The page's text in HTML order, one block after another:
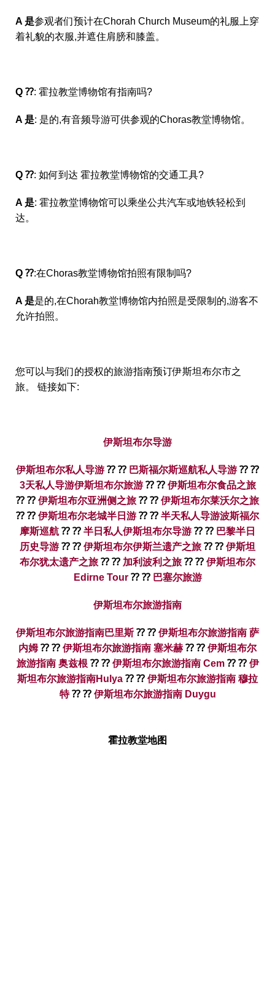
A 是参观者们预计在Chorah Church Museum的礼服上穿
着礼貌的衣服,并遮住肩膀和膝盖。
Q ⁇: 霍拉教堂博物馆有指南吗?
A 是: 是的,有音频导游可供参观的Choras教堂博物馆。
Q ⁇: 如何到达 霍拉教堂博物馆的交通工具?
A 是: 霍拉教堂博物馆可以乘坐公共汽车或地铁轻松到
达。
Q ⁇:在Choras教堂博物馆拍照有限制吗?
A 是是的,在Chorah教堂博物馆内拍照是受限制的,游客不
允许拍照。
您可以与我们的授权的旅游指南预订伊斯坦布尔市之
旅。 链接如下:
伊斯坦布尔导游
伊斯坦布尔私人导游 ⁇ ⁇ 巴斯福尔斯巡航私人导游 ⁇ ⁇
3天私人导游伊斯坦布尔旅游⁇ ⁇ 伊斯坦布尔食品之旅
⁇ ⁇ 伊斯坦布尔亚洲侧之旅 ⁇ ⁇ 伊斯坦布尔莱沃尔之旅
⁇ ⁇ 伊斯坦布尔老城半日游 ⁇ ⁇ 半天私人导游波斯福尔
摩斯巡航 ⁇ ⁇ 半日私人伊斯坦布尔导游 ⁇ ⁇ 巴黎半日
历史导游 ⁇ ⁇ 伊斯坦布尔伊斯兰遗产之旅 ⁇ ⁇ 伊斯坦
布尔犹太遗产之旅 ⁇ ⁇ 加利波利之旅 ⁇ ⁇ 伊斯坦布尔
Edirne Tour⁇ ⁇ 巴塞尔旅游
伊斯坦布尔旅游指南
伊斯坦布尔旅游指南巴里斯⁇ ⁇ 伊斯坦布尔旅游指南 萨
内姆⁇ ⁇ 伊斯坦布尔旅游指南 塞米赫 ⁇ ⁇ 伊斯坦布尔
旅游指南 奥兹根⁇ ⁇ 伊斯坦布尔旅游指南 Cem⁇ ⁇ 伊
斯坦布尔旅游指南Hulya ⁇ ⁇ 伊斯坦布尔旅游指南 穆拉
特⁇ ⁇ 伊斯坦布尔旅游指南 Duygu
霍拉教堂地图